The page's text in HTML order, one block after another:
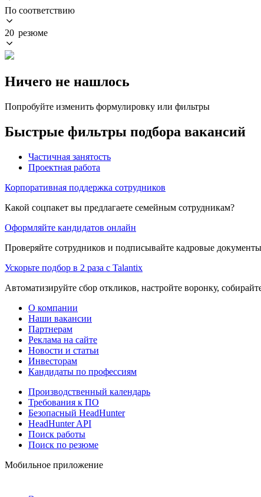
По соответствию
20 резюме
Ничего не нашлось
Попробуйте изменить формулировку или фильтры
Быстрые фильтры подбора вакансий
Частичная занятость
Проектная работа
Корпоративная поддержка сотрудников
Какой соцпакет вы предлагаете семейным сотрудникам?
Оформляйте кандидатов онлайн
Проверяйте сотрудников и подписывайте кадровые
Ускорьте подбор в 2 раза с Talantix
Автоматизируйте сбор откликов, настройте воронку,
О компании
Наши вакансии
Партнерам
Реклама на сайте
Новости и статьи
Инвесторам
Кандидаты по профессиям
Производственный календарь
Требования к ПО
Безопасный HeadHunter
HeadHunter API
Поиск работы
Поиск по резюме
Мобильное приложение